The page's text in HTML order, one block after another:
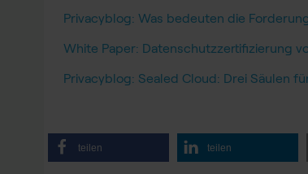
Privacyblog: Was bedeuten die
White Paper: Datenschutzzertifizierung
Privacyblog: Sealed Cloud: Drei Säulen
teilen teilen